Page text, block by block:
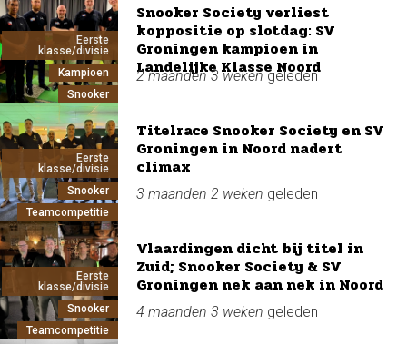
Eerste
klasse/divisie
Kampioen
Snooker
Snooker Society verliest
koppositie op slotdag: SV
Groningen kampioen in
Landelijke Klasse Noord
2 maanden 3 wekengeleden
Eerste
klasse/divisie
Snooker
Teamcompetitie
Titelrace Snooker Society en SV
Groningen in Noord nadert
climax
3 maanden 2 weken geleden
Eerste
klasse/divisie
Snooker
Teamcompetitie
Vlaardingen dicht bij titel in
Zuid; Snooker Society & SV
Groningen nek aan nek in Noord
4 maanden 3 weken geleden